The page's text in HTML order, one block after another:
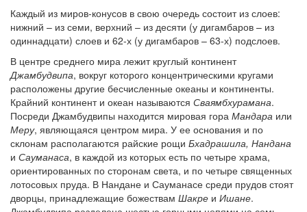
Каждый из миров-конусов в свою очередь состоит из слоев:
нижний – из семи, верхний – из десяти (у дигамбаров – из
одиннадцати) слоев и 62-х (у дигамбаров – 63-х) подслоев.
В центре среднего мира лежит круглый континент
Джамбудвипа, вокруг которого концентрическими кругами
расположены другие бесчисленные океаны и континенты.
Крайний континент и океан называются Сваямбхурамана.
Посреди Джамбудвипы находится мировая гора Мандара или
Меру, являющаяся центром мира. У ее основания и по
склонам располагаются райские рощи Бхадрашила, Нандана
и Сауманаса, в каждой из которых есть по четыре храма,
ориентированных по сторонам света, и по четыре священных
лотосовых пруда. В Нандане и Сауманасе среди прудов стоят
дворцы, принадлежащие божествам Шакре и Ишане.